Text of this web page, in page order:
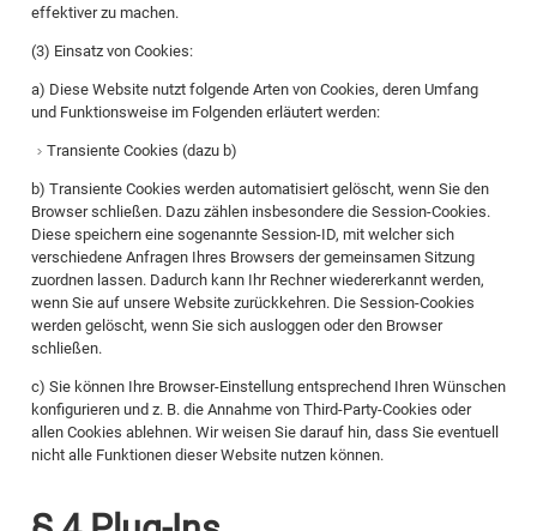
effektiver zu machen.
(3) Einsatz von Cookies:
a) Diese Website nutzt folgende Arten von Cookies, deren Umfang
und Funktionsweise im Folgenden erläutert werden:
Transiente Cookies (dazu b)
b) Transiente Cookies werden automatisiert gelöscht, wenn Sie den
Browser schließen. Dazu zählen insbesondere die Session-Cookies.
Diese speichern eine sogenannte Session-ID, mit welcher sich
verschiedene Anfragen Ihres Browsers der gemeinsamen Sitzung
zuordnen lassen. Dadurch kann Ihr Rechner wiedererkannt werden,
wenn Sie auf unsere Website zurückkehren. Die Session-Cookies
werden gelöscht, wenn Sie sich ausloggen oder den Browser
schließen.
c) Sie können Ihre Browser-Einstellung entsprechend Ihren Wünschen
konfigurieren und z. B. die Annahme von Third-Party-Cookies oder
allen Cookies ablehnen. Wir weisen Sie darauf hin, dass Sie eventuell
nicht alle Funktionen dieser Website nutzen können.